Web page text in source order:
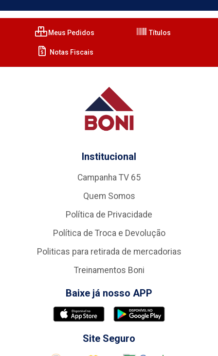
Meus Pedidos Títulos
Notas Fiscais
Institucional
Campanha TV 65
Quem Somos
Política de Privacidade
Política de Troca e Devolução
Politicas para retirada de mercadorias
Treinamentos Boni
Baixe já nosso APP
Site Seguro